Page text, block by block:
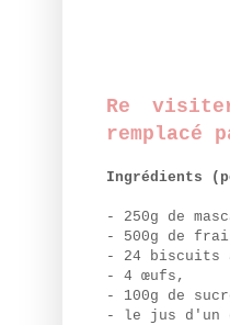
Re
Ingrédients
- 250g de
- 500g de
- 24 biscuits
- 4 œufs,
- 100g de
- le jus d'un